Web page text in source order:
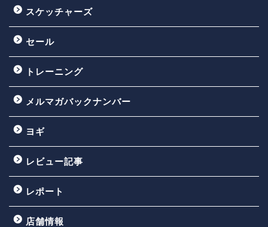
スケッチャーズ
セール
トレーニング
メルマガバックナンバー
ヨギ
レビュー記事
レポート
店舗情報